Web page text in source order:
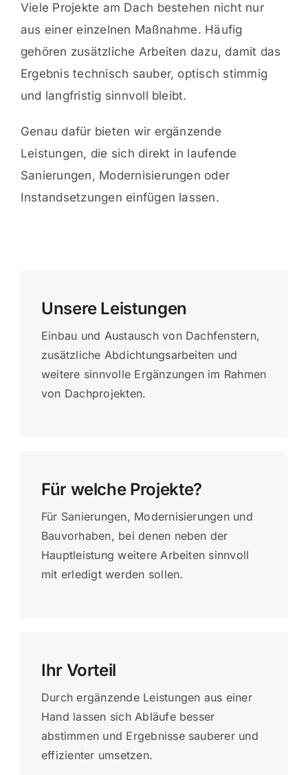
Viele Projekte am Dach bestehen nicht nur
aus einer einzelnen Maßnahme. Häufig
gehören zusätzliche Arbeiten dazu, damit das
Ergebnis technisch sauber, optisch stimmig
und langfristig sinnvoll bleibt.
Genau dafür bieten wir ergänzende
Leistungen, die sich direkt in laufende
Sanierungen, Modernisierungen oder
Instandsetzungen einfügen lassen.
Unsere Leistungen
Einbau und Austausch von Dachfenstern,
zusätzliche Abdichtungsarbeiten und
weitere sinnvolle Ergänzungen im Rahmen
von Dachprojekten.
Für welche Projekte?
Für Sanierungen, Modernisierungen und
Bauvorhaben, bei denen neben der
Hauptleistung weitere Arbeiten sinnvoll
mit erledigt werden sollen.
Ihr Vorteil
Durch ergänzende Leistungen aus einer
Hand lassen sich Abläufe besser
abstimmen und Ergebnisse sauberer und
effizienter umsetzen.